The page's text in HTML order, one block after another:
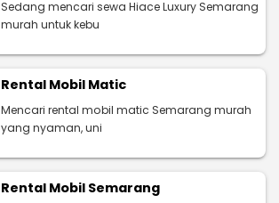
Sedang mencari sewa Hiace Luxury Semarang
murah untuk kebu
Rental Mobil Matic
Mencari rental mobil matic Semarang murah
yang nyaman, uni
Rental Mobil Semarang